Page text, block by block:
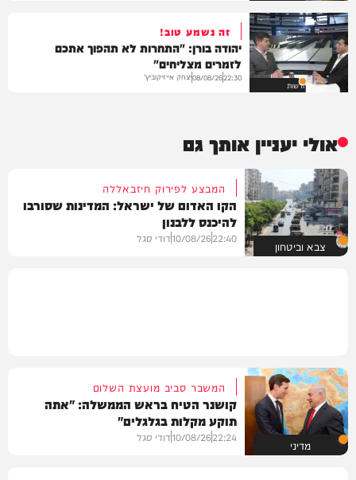
חדשות
זה נשמע טוב!
יהודה בורן: "התחרות לא תהפוך אתכם
לזמרים מצליחים"
22:30
08/08/26יצחק אייזיקוביץ'
אולי יעניין אותך גם
צבא וביטחון
המבצע לפירוק חיזבאללה
הקו האדום של ישראל: המדינות שסורבו
להיכנס ללבנון
22:40
10/08/26דודי סגל
מדיני
המשבר סביב מועצת השלום
קושנר הטיח בראש הממשלה: "אתה
תוקע מקלות בגלגלים"
22:24
10/08/26דודי סגל